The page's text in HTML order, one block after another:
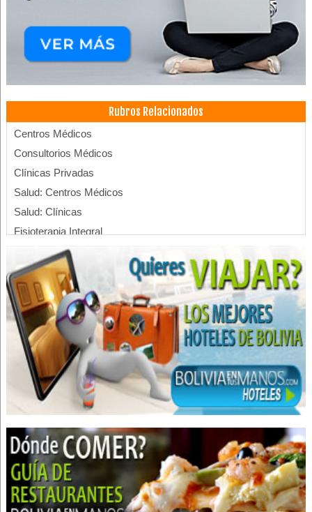
Rubros Relacionados
Centros Médicos
Consultorios Médicos
Clínicas Privadas
Salud: Centros Médicos
Salud: Clínicas
Fisioterapia Integral
Fisioterapia
Kinesiología
Médicos Fisioterapeutas
Ginecología
Médicos Ginecólogos y Obstetras
Médico ginecólogo
Médicos Pediatras
Cardiología
Ecocardiografías
Médicos Cardiólogos
Médico Cirujano
Cirugía de retina
Cirujanos oftalmólogos
Médicos Oftalmólogos